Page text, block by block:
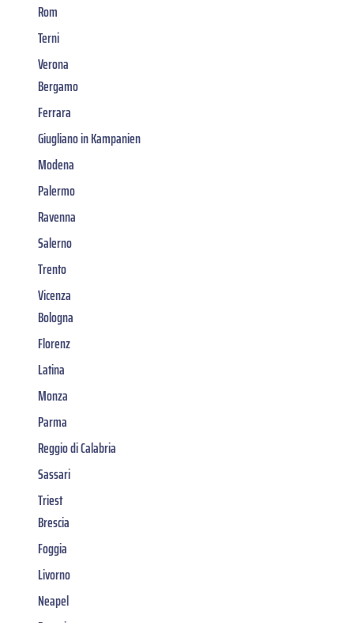
Rom
Terni
Verona
Bergamo
Ferrara
Giugliano in Kampanien
Modena
Palermo
Ravenna
Salerno
Trento
Vicenza
Bologna
Florenz
Latina
Monza
Parma
Reggio di Calabria
Sassari
Triest
Brescia
Foggia
Livorno
Neapel